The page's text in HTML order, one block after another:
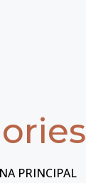
PRINCIPAL